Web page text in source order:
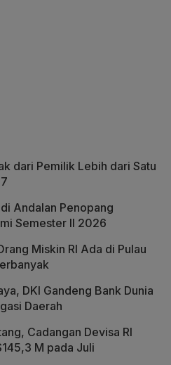
dari Pemilik Lebih dari Satu
Andalan Penopang
Semester II 2026
Miskin RI Ada di Pulau
DKI Gandeng Bank Dunia
Daerah
Cadangan Devisa RI
M pada Juli